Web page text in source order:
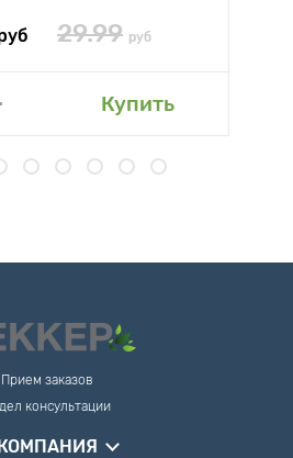
29.99 руб
Купить
Прием заказов
консультации